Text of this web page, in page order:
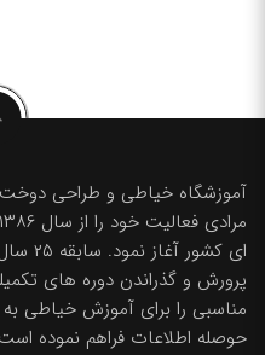
آموزشگاه خیاطی و طراحی دوخت
ای
پرورش و گذراندن دوره های
مناسبی را برای آموزش خیاطی
حوصله اطلاعات فراهم نموده